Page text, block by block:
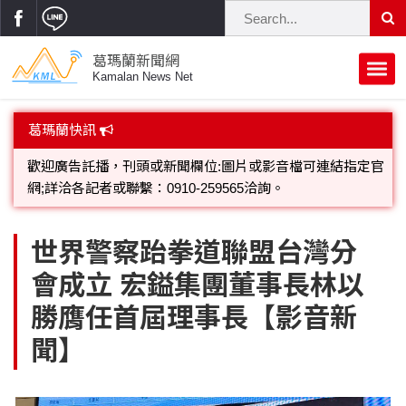
葛瑪蘭新聞網
Kamalan News Net
首頁
蘭陽大代誌
府會議題
街坊大小事
交通警消
立法院
黨政新聞
府院動態
選舉新聞
總統大選
立委選舉
溫馨關懷
親子活動
公益行善
藝文走廊
民俗薪傳
時尚你我他
葛瑪蘭快訊
葛瑪蘭新聞網就是快，蘭陽在地24小時新聞團隊，感謝大家
支持愛戴，本網讀者點閱對象已逾20萬人!
網;詳洽各記者或聯繫：0910-259565洽詢。
世界警察跆拳道聯盟台灣分
會成立 宏鎰集團董事長林以
勝膺任首屆理事長【影音新
聞】